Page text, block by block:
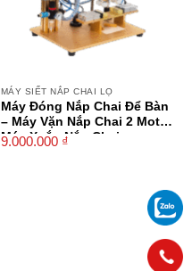
MÁY SIẾT NẮP CHAI LỌ
Máy Đóng Nắp Chai Để Bàn
– Máy Vặn Nắp Chai 2 Motor,
Máy Xoắn Nắp Chai
9.000.000 ₫